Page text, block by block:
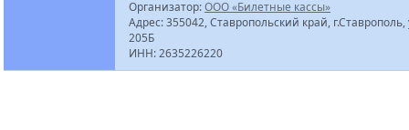
Организатор:ООО «Билетные кассы»
Адрес: 355042, Ставропольский край,
205Б
ИНН: 2635226220